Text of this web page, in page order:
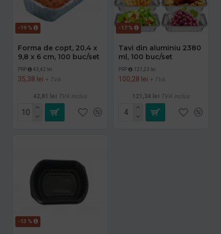
-19 %
Forma de copt, 20,4 x
9,8 x 6 cm, 100 buc/set
PRP 43,42 lei
35,38 lei + TVA
42,81 lei TVA inclus
-17 %
Tavi din aluminiu 2380
ml, 100 buc/set
PRP 121,23 lei
100,28 lei + TVA
121,34 lei TVA inclus
-13 %